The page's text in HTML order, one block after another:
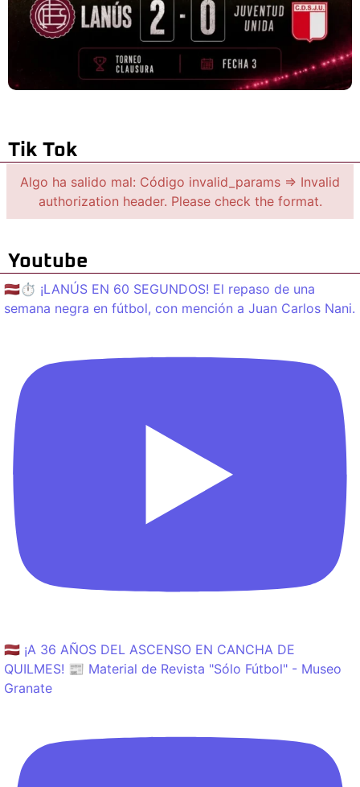
Tik Tok
Algo ha salido mal: Código invalid_params => Invalid
authorization header. Please check the format.
Youtube
🇱🇻⏱️ ¡LANÚS EN 60 SEGUNDOS! El repaso de una
semana negra en fútbol, con mención a Juan Carlos Nani.
🇱🇻 ¡A 36 AÑOS DEL ASCENSO EN CANCHA DE
QUILMES! 📰 Material de Revista "Sólo Fútbol" - Museo
Granate